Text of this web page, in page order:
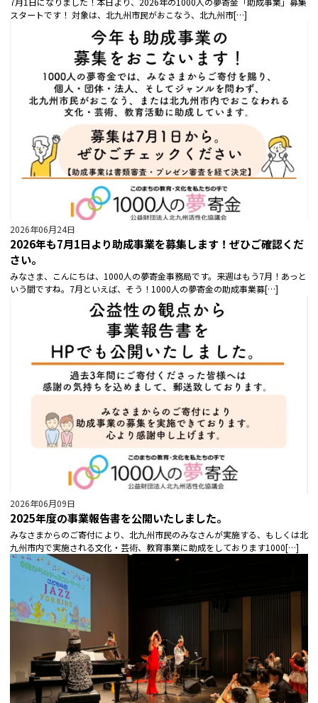
スタートです！ 対象は、北九州市民がおこなう、北九州市[…]
2026年06月24日
2026年も7月1日より助成事業を募集します！ぜひご確認くだ
さい。
みなさま、こんにちは、1000人の夢寄金事務局です。来週はもう7月！あっと
いう間ですね。7月といえば、そう！1000人の夢寄金の助成事業募[…]
2026年06月09日
2025年度の事業報告書を公開いたしました。
みなさまからのご寄付により、北九州市民のみなさんが実施する、もしくは北
九州市内で実施される文化・芸術、教育事業に助成をしております1000[…]